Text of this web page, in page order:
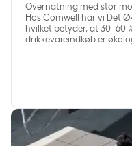
Overnatning med stor
Hos Comwell har vi Det
hvilket betyder, at 30–60
drikkevareindkøb er
SpaDelight